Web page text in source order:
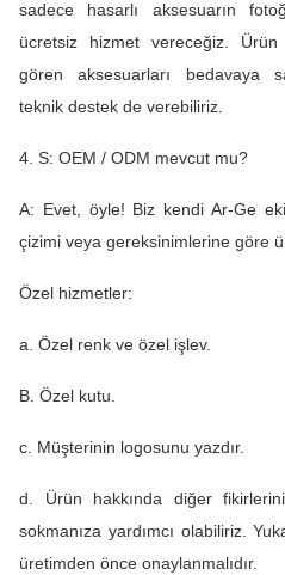
sadece hasarlı aksesuarın
ücretsiz hizmet vereceğiz. Ürün
gören aksesuarları bedavaya
teknik destek de verebiliriz.
4. S: OEM / ODM mevcut mu?
A: Evet, öyle! Biz kendi Ar-Ge
çizimi veya gereksinimlerine göre
Özel hizmetler:
a. Özel renk ve özel işlev.
B. Özel kutu.
c. Müşterinin logosunu yazdır.
d. Ürün hakkında diğer
sokmanıza yardımcı olabiliriz.
üretimden önce onaylanmalıdır.